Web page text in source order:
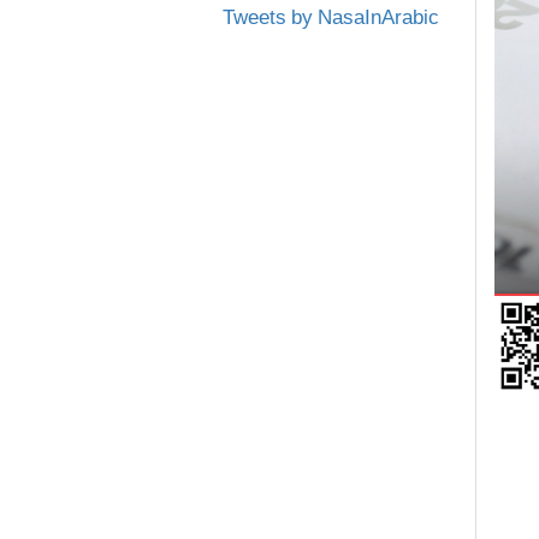
Tweets by NasaInArabic